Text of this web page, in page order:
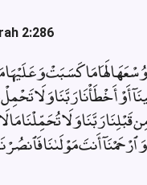
2:286
وُسْعَهَا لَهَا مَا كَسَبَتْ
أَوْ أَخْطَأْنَا رَبَّنَا وَلَا
قَبْلِنَا رَبَّنَا وَلَا تُحَمِّلْنَا مَا
أَنتَ مَوْلَىٰنَا